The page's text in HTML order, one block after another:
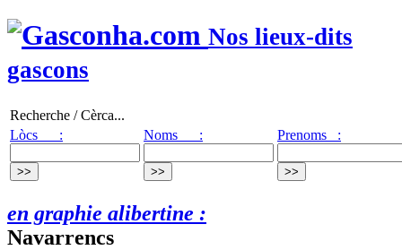
Nos lieux-dits
gascons
Recherche / Cèrca...
Lòcs :
Noms : Prenoms :
en graphie alibertine :
Navarrencs